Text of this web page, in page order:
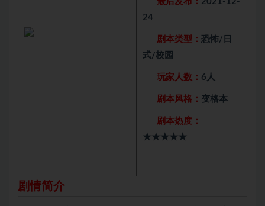
24
剧本类型： 恐怖/日
式/校园
玩家人数： 6人
剧本风格： 变格本
剧本热度：
★★★★★
剧情简介